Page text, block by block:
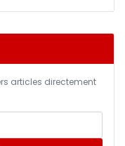
articles directement